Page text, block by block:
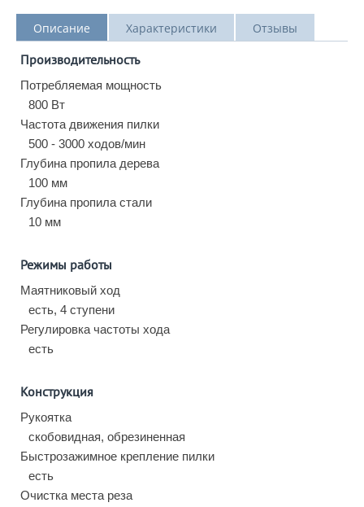
Описание Характеристики Отзывы
Производительность
Потребляемая мощность
800 Вт
Частота движения пилки
500 - 3000 ходов/мин
Глубина пропила дерева
100 мм
Глубина пропила стали
10 мм
Режимы работы
Маятниковый ход
есть, 4 ступени
Регулировка частоты хода
есть
Конструкция
Рукоятка
скобовидная, обрезиненная
Быстрозажимное крепление пилки
есть
Очистка места реза